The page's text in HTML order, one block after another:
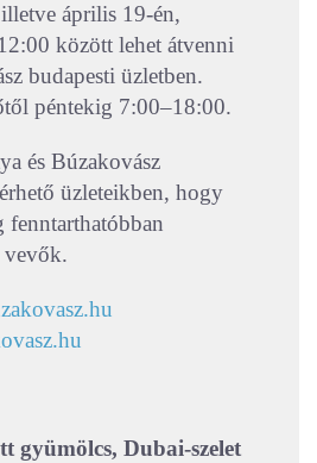
április 19-én,
között lehet átvenni
budapesti üzletben.
péntekig 7:00–18:00.
és Búzakovász
üzleteikben, hogy
fenntarthatóbban
vevők.
gyümölcs, Dubai-szelet